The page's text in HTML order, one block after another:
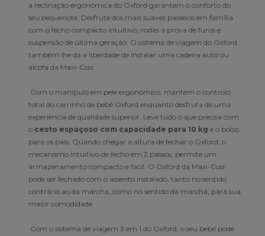
a reclinação ergonómica do Oxford garantem o conforto do
seu pequenote. Desfrute dos mais suaves passeios em família
com o fecho compacto intuitivo, rodas à prova de furos e
suspensão de última geração. O sistema de viagem do Oxford
também lhe dá a liberdade de instalar uma cadeira auto ou
alcofa da Maxi-Cosi.
Com o manípulo em pele ergonómico, mantém o controlo
total do carrinho de bebé Oxford enquanto desfruta de uma
experiência de qualidade superior. Leve tudo o que precisa com
o cesto espaçoso com capacidade para 10 kg e o bolso
para os pais. Quando chegar a altura de fechar o Oxford, o
mecanismo intuitivo de fecho em 2 passos, permite um
armazenamento compacto e fácil. O Oxford da Maxi-Cosi
pode ser fechado com o assento instalado, tanto no sentido
contrário ao da marcha, como no sentido da marcha, para sua
maior comodidade.
Com o sistema de viagem 3 em 1 do Oxford, o seu bebé pode